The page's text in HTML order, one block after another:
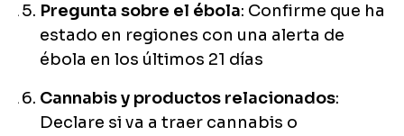
Pregunta sobre el ébola: Confirme que ha
estado en regiones con una alerta de
ébola en los últimos 21 días
Cannabis y productos relacionados:
Declare si va a traer cannabis o